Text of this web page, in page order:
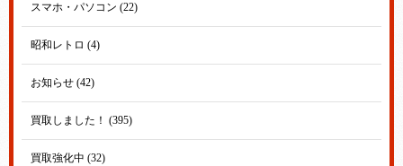
スマホ・パソコン (22)
昭和レトロ (4)
お知らせ (42)
買取しました！ (395)
買取強化中 (32)